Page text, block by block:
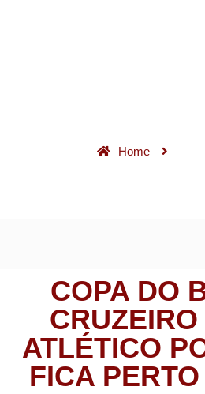
Home
COPA DO
ATLÉTICO
FICA